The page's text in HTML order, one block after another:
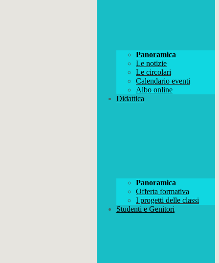
Panoramica
Le notizie
Le circolari
Calendario eventi
Albo online
Didattica
Panoramica
Offerta formativa
I progetti delle classi
Studenti e Genitori